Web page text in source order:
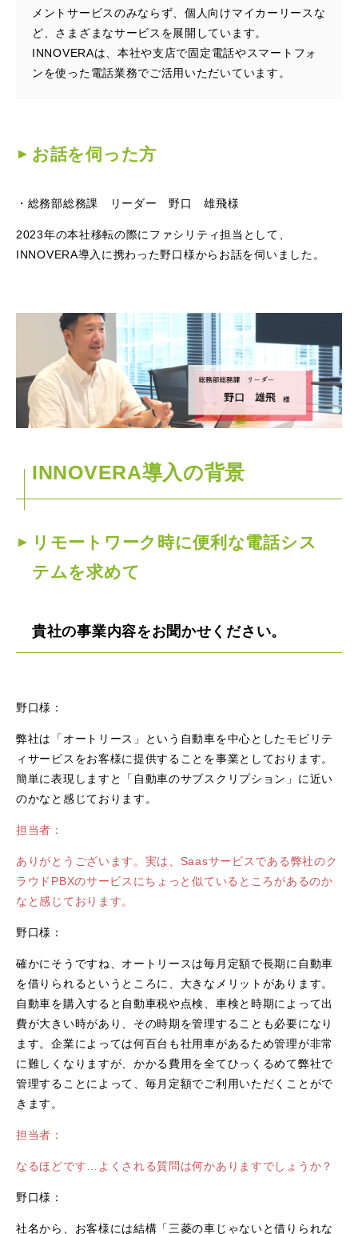
メントサービスのみならず、個人向けマイカーリースな
ど、さまざまなサービスを展開しています。
INNOVERAは、本社や支店で固定電話やスマートフォ
ンを使った電話業務でご活用いただいています。
お話を伺った方
総務部総務課 リーダー 野口 雄飛様
2023年の本社移転の際にファシリティ担当として、
INNOVERA導入に携わった野口様からお話を伺いました。
INNOVERA導入の背景
リモートワーク時に便利な電話シス
テムを求めて
貴社の事業内容をお聞かせください。
野口様：
弊社は「オートリース」という自動車を中心としたモビリテ
ィサービスをお客様に提供することを事業としております。
簡単に表現しますと「自動車のサブスクリプション」に近い
のかなと感じております。
担当者：
ありがとうございます。実は、Saasサービスである弊社のク
ラウドPBXのサービスにちょっと似ているところがあるのか
なと感じております。
野口様：
確かにそうですね、オートリースは毎月定額で長期に自動車
を借りられるというところに、大きなメリットがあります。
自動車を購入すると自動車税や点検、車検と時期によって出
費が大きい時があり、その時期を管理することも必要になり
ます。企業によっては何百台も社用車があるため管理が非常
に難しくなりますが、かかる費用を全てひっくるめて弊社で
管理することによって、毎月定額でご利用いただくことがで
きます。
担当者：
なるほどです…よくされる質問は何かありますでしょうか？
野口様：
社名から、お客様には結構「三菱の車じゃないと借りられな